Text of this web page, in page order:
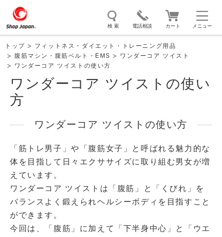
メニュー
検 索 電話相談 カート
トゥルースリーパー 枕
掃除機 クッキングプロ 補聴器 マイキュット
トップ
フィットネス・ダイエット・トレーニング用品
腹筋マシン・腹筋ベルト・EMS
ワンダーコア ツイスト
ワンダーコア ツイストの使い方
ワンダーコア ツイストの使い
方
ワンダーコア ツイストの使い方
「筋トレ男子」や「腹筋女子」と呼ばれる魅力的な
体を目指して日々エクササイズに取り組む男女が増
えています。
ワンダーコア ツイストは「腹筋」と「くびれ」を
バランスよく鍛えられヘルシーボディを目指すこと
ができます。
今回は、「腹筋」に加えて「下半身中心」と「ウエ